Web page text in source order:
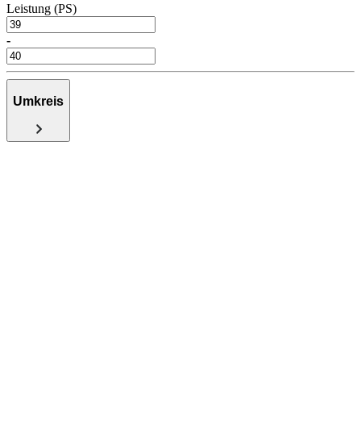
Leistung (PS)
-
Umkreis